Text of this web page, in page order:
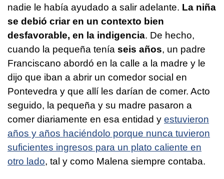
nadie le había ayudado a salir adelante. La niña
se debió criar en un contexto bien
desfavorable, en la indigencia. De hecho,
cuando la pequeña tenía seis años, un padre
Franciscano abordó en la calle a la madre y le
dijo que iban a abrir un comedor social en
Pontevedra y que allí les darían de comer. Acto
seguido, la pequeña y su madre pasaron a
comer diariamente en esa entidad y estuvieron
años y años haciéndolo porque nunca tuvieron
suficientes ingresos para un plato caliente en
otro lado, tal y como Malena siempre contaba.